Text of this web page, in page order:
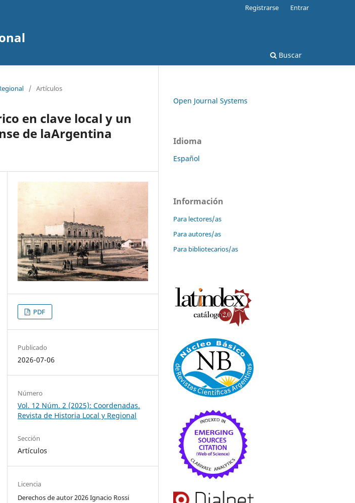
Buscar
Registrarse Entrar
/ Artículos
en clave local y un
de laArgentina
PDF
Publicado
2026-07-06
Número
Vol. 12 Núm. 2 (2025): Coordenadas.
Revista de Historia Local y Regional
Sección
Artículos
Licencia
Derechos de autor 2026 Ignacio Rossi
Open Journal Systems
Idioma
Español
Información
Para lectores/as
Para autores/as
Para bibliotecarios/as